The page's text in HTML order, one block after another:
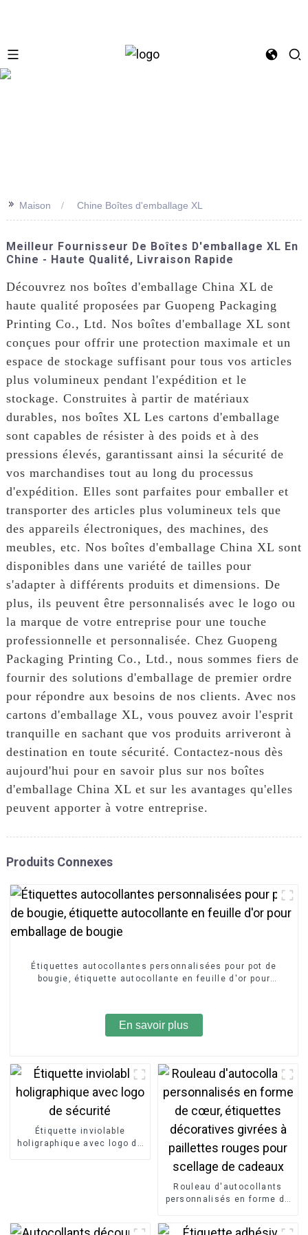
>> Maison Chine Boîtes d'emballage XL
Meilleur Fournisseur De Boîtes D'emballage XL En
Chine - Haute Qualité, Livraison Rapide
Découvrez nos boîtes d'emballage China XL de
haute qualité proposées par Guopeng Packaging
Printing Co., Ltd. Nos boîtes d'emballage XL sont
conçues pour offrir une protection maximale et un
espace de stockage suffisant pour tous vos articles
plus volumineux pendant l'expédition et le
stockage. Construites à partir de matériaux
durables, nos boîtes XL Les cartons d'emballage
sont capables de résister à des poids et à des
pressions élevés, garantissant ainsi la sécurité de
vos marchandises tout au long du processus
d'expédition. Elles sont parfaites pour emballer et
transporter des articles plus volumineux tels que
des appareils électroniques, des machines, des
meubles, etc. Nos boîtes d'emballage China XL sont
disponibles dans une variété de tailles pour
s'adapter à différents produits et dimensions. De
plus, ils peuvent être personnalisés avec le logo ou
la marque de votre entreprise pour une touche
professionnelle et personnalisée. Chez Guopeng
Packaging Printing Co., Ltd., nous sommes fiers de
fournir des solutions d'emballage de premier ordre
pour répondre aux besoins de nos clients. Avec nos
cartons d'emballage XL, vous pouvez avoir l'esprit
tranquille en sachant que vos produits arriveront à
destination en toute sécurité. Contactez-nous dès
aujourd'hui pour en savoir plus sur nos boîtes
d'emballage China XL et sur les avantages qu'elles
peuvent apporter à votre entreprise.
Produits Connexes
Étiquettes autocollantes personnalisées pour pot de
bougie, étiquette autocollante en feuille d'or pour
En savoir plus
Étiquette inviolable
holigraphique avec logo de
Rouleau d'autocollants
personnalisés en forme de
décoratives givrées à